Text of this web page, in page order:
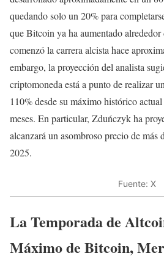
quedando solo un 20% para
que Bitcoin ya ha aumentado
comenzó la carrera alcista hace
embargo, la proyección del analista
criptomoneda está a punto de realizar
110% desde su máximo histórico
meses. En particular, Zduńczyk ha
alcanzará un asombroso precio de
2025.
Fuente: X
La Temporada de
Máximo de Bitcoin,